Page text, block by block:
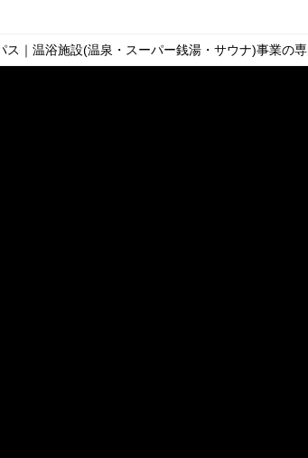
ス｜温浴施設(温泉・スーパー銭湯・サウナ)事業の